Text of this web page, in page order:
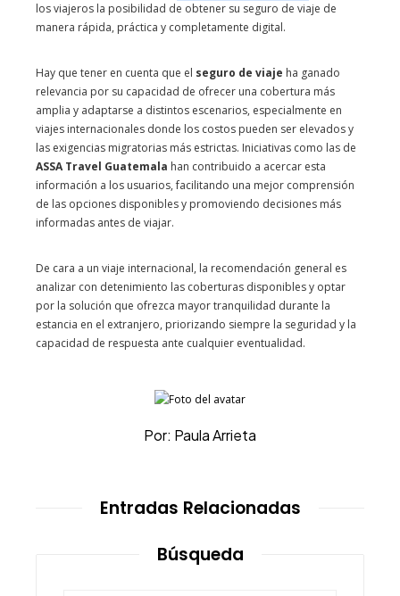
los viajeros la posibilidad de obtener su seguro de viaje de
manera rápida, práctica y completamente digital.
Hay que tener en cuenta que el seguro de viaje ha ganado
relevancia por su capacidad de ofrecer una cobertura más
amplia y adaptarse a distintos escenarios, especialmente en
viajes internacionales donde los costos pueden ser elevados y
las exigencias migratorias más estrictas. Iniciativas como las de
ASSA Travel Guatemala han contribuido a acercar esta
información a los usuarios, facilitando una mejor comprensión
de las opciones disponibles y promoviendo decisiones más
informadas antes de viajar.
De cara a un viaje internacional, la recomendación general es
analizar con detenimiento las coberturas disponibles y optar
por la solución que ofrezca mayor tranquilidad durante la
estancia en el extranjero, priorizando siempre la seguridad y la
capacidad de respuesta ante cualquier eventualidad.
Por: Paula Arrieta
Entradas Relacionadas
Búsqueda